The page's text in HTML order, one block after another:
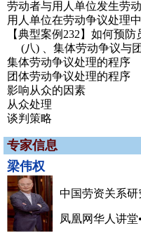
劳动者与用人单位发生劳
用人单位在劳动争议处理
【典型案例232】如何预
(八) 、集体劳动争议与
集体劳动争议处理的程序
团体劳动争议处理的程序
影响从众的因素
从众处理
谈判策略
专家信息
梁伟权
中国劳资关系研
凤凰网华人讲